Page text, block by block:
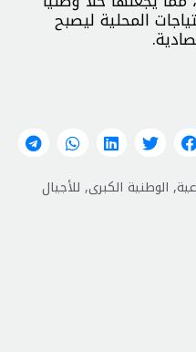
المحلية ليصبح
, الوطنية الكبرى, للأجيال